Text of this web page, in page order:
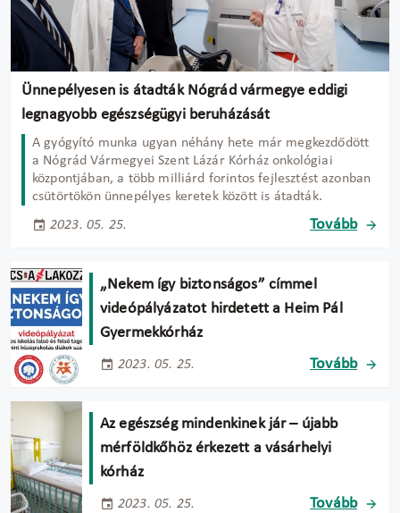
Ünnepélyesen is átadták Nógrád vármegye eddigi
legnagyobb egészségügyi beruházását
A gyógyító munka ugyan néhány hete már megkezdődött
a Nógrád Vármegyei Szent Lázár Kórház onkológiai
központjában, a több milliárd forintos fejlesztést azonban
csütörtökön ünnepélyes keretek között is átadták.
2023. 05. 25.
Tovább
„Nekem így biztonságos” címmel
videópályázatot hirdetett a Heim Pál
Gyermekkórház
2023. 05. 25. Tovább
Az egészség mindenkinek jár – újabb
mérföldkőhöz érkezett a vásárhelyi
kórház
2023. 05. 25. Tovább